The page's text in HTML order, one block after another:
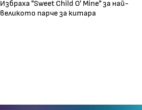
Избраха "Sweet Child O' Mine" за най-
великото парче за китара